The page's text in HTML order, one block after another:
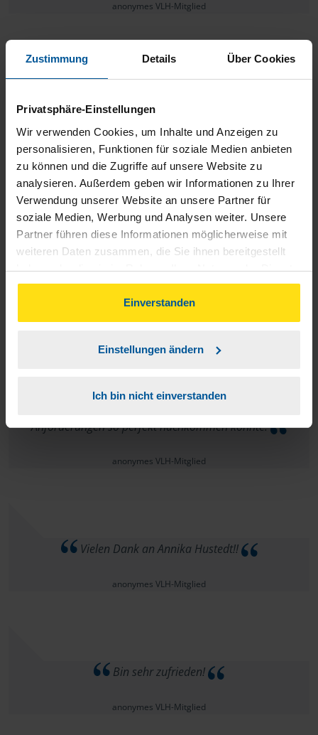
Zustimmung Details Über Cookies
Privatsphäre-Einstellungen
Wir verwenden Cookies, um Inhalte und Anzeigen zu
personalisieren, Funktionen für soziale Medien anbieten
zu können und die Zugriffe auf unsere Website zu
analysieren. Außerdem geben wir Informationen zu Ihrer
Verwendung unserer Website an unsere Partner für
soziale Medien, Werbung und Analysen weiter. Unsere
Partner führen diese Informationen möglicherweise mit
weiteren Daten zusammen, die Sie ihnen bereitgestellt
haben oder die sie im Rahmen Ihrer Nutzung der Dienste
gesammelt haben. Indem Sie auf Einverstanden klicken,
können Sie der Verwendung von Cookies, gemäß
unserer➔ Datenschutzrichtliniezustimmen.
Einverstanden
Einstellungen ändern
Ich bin nicht einverstanden
anonymes VLH-Mitglied
Steuererklärung brauche!
Rolf S.
Ich habe keine Verbesserungsvorschläge…:+1|type_3:
anonymes VLH-Mitglied
Qualität wieder. Ich wüsste zur zeit nicht wer unseren
Anforderungen so perfekt nachkommen könnte.
anonymes VLH-Mitglied
Vielen Dank an Annika Hustedt!!
anonymes VLH-Mitglied
Bin sehr zufrieden!
anonymes VLH-Mitglied